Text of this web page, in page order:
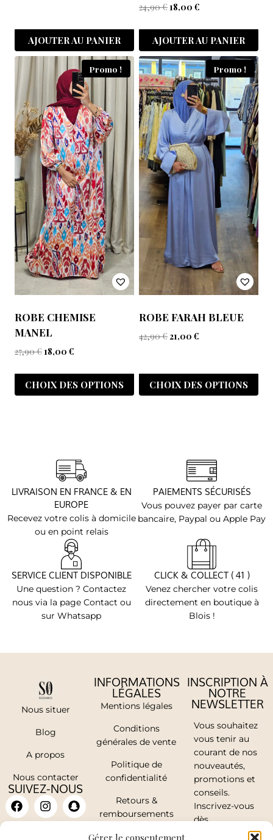
Gérer le consentement
AJOUTER AU PANIER
24,90€18,00 €
AJOUTER AU PANIER
Promo !
ROBE CHEMISE
MANEL
27,90€18,00 €
CHOIX DES OPTIONS
Promo !
ROBE FARAH BLEUE
42,90€21,00 €
CHOIX DES OPTIONS
LIVRAISON EN FRANCE & EN
EUROPE
Recevez votre colis à domicile
ou en point relais
PAIEMENTS SÉCURISÉS
Vous pouvez payer par carte
bancaire, Paypal ou Apple Pay
SERVICE CLIENT DISPONIBLE
Une question ? Contactez
nous via la page Contact ou
sur Whatsapp
CLICK & COLLECT ( 41 )
Venez chercher votre colis
directement en boutique à
Blois !
Nous situer
Blog
A propos
Nous contacter
SUIVEZ-NOUS
INFORMATIONS
LÉGALES
Mentions légales
Conditions
générales de vente
Politique de
confidentialité
Retours &
remboursements
Mon compte
INSCRIPTION À
NOTRE
NEWSLETTER
Vous souhaitez
vous tenir au
courant de nos
nouveautés,
promotions et
conseils.
Inscrivez-vous
dès